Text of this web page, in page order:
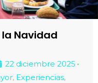
Navidad
22 diciembre 2025 •
, Experiencias,